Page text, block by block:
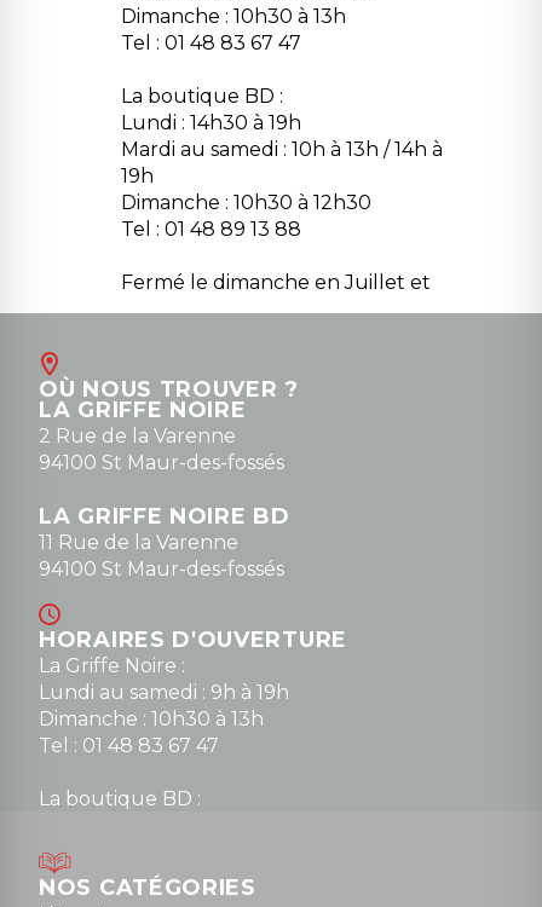
Dimanche : 10h30 à 13h
Tel : 01 48 83 67 47
La boutique BD :
Lundi : 14h30 à 19h
Mardi au samedi : 10h à 13h / 14h à
19h
Dimanche : 10h30 à 12h30
Tel : 01 48 89 13 88
Fermé le dimanche en Juillet et
Août
contact@la-griffe-noire.com
0148836747
OÙ NOUS TROUVER ?
LA GRIFFE NOIRE
2 Rue de la Varenne
94100 St Maur-des-fossés
LA GRIFFE NOIRE BD
11 Rue de la Varenne
94100 St Maur-des-fossés
HORAIRES D'OUVERTURE
La Griffe Noire :
Lundi au samedi : 9h à 19h
Dimanche : 10h30 à 13h
Tel : 01 48 83 67 47
La boutique BD :
Mardi au samedi : 10h à 13h / 14h à 19h
Dimanche : 10h30 à 12h30
NOS CATÉGORIES